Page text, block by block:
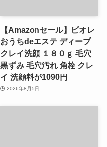
【Amazonセール】ビオレ
おうちdeエステ ディープ
クレイ洗顔 １８０ｇ 毛穴
黒ずみ 毛穴汚れ 角栓 クレ
イ 洗顔料が1090円
2026年8月5日